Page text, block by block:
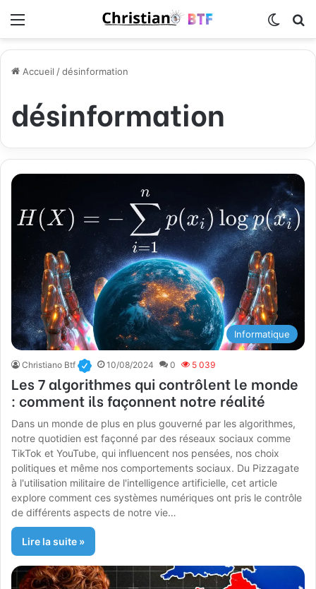
Accueil /désinformation
désinformation
Informatique
Christiano Btf 10/08/2024 0 5 039
Les 7 algorithmes qui contrôlent le monde
: comment ils façonnent notre réalité
Dans un monde de plus en plus gouverné par les algorithmes,
notre quotidien est façonné par des réseaux sociaux comme
TikTok et YouTube, qui influencent nos pensées, nos choix
politiques et même nos comportements sociaux. Du Pizzagate
à l'utilisation militaire de l'intelligence artificielle, cet article
explore comment ces systèmes numériques ont pris le contrôle
de différents aspects de notre vie…
Lire la suite »